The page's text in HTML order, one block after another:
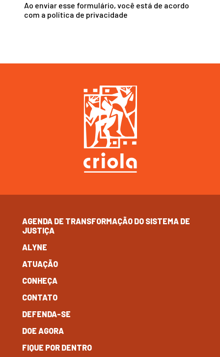
Ao enviar esse formulário, você está de acordo
com a política de privacidade
AGENDA DE TRANSFORMAÇÃO DO SISTEMA DE
JUSTIÇA
ALYNE
ATUAÇÃO
CONHEÇA
CONTATO
DEFENDA-SE
DOE AGORA
FIQUE POR DENTRO